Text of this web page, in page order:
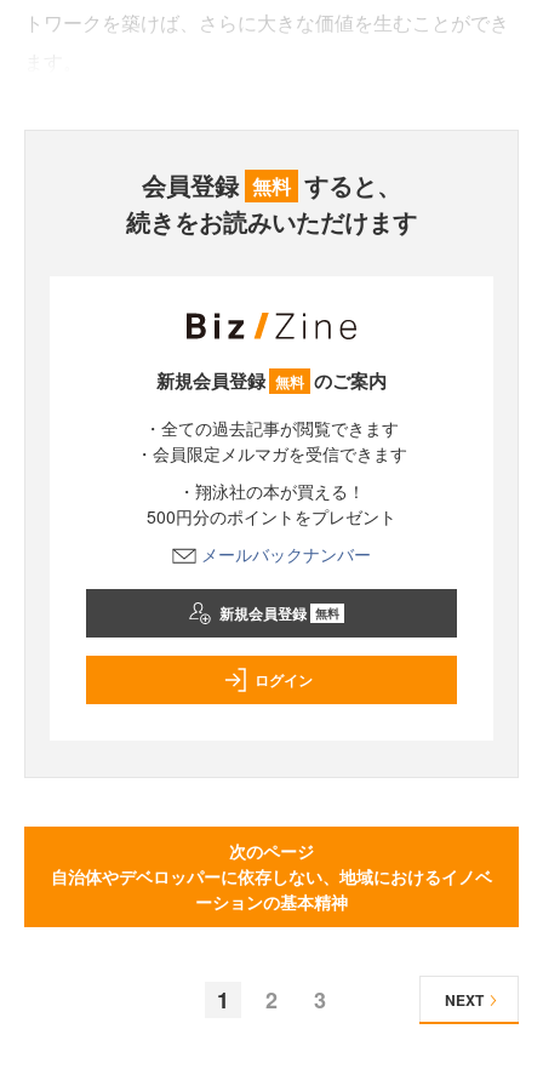
トワークを築けば、さらに大きな価値を生むことができ
会員登録 無料 すると、
続きをお読みいただけます
新規会員登録 無料 のご案内
・全ての過去記事が閲覧できます
・会員限定メルマガを受信できます
・翔泳社の本が買える！
500円分のポイントをプレゼント
メールバックナンバー
新規会員登録 無料
ログイン
次のページ
自治体やデベロッパーに依存しない、地域におけるイノベ
ーションの基本精神
1 2 3 NEXT